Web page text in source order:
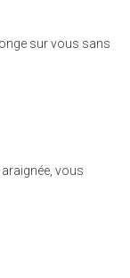
sur vous sans
vous